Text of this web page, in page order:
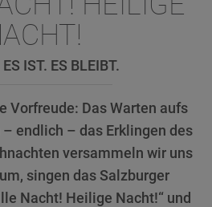
IST. ES BLEIBT.
Vorfreude: Das Warten aufs
endlich – das Erklingen des
versammeln wir uns
singen das Salzburger
Nacht! Heilige Nacht!“ und